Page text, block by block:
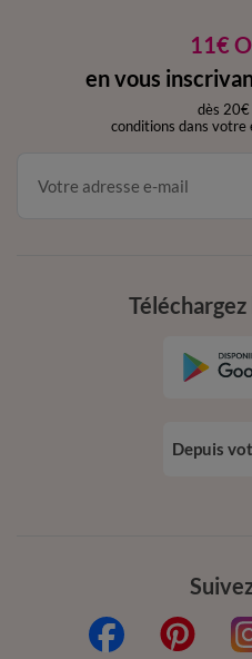
11€
en vous
dès 20€
conditions dans
Depuis